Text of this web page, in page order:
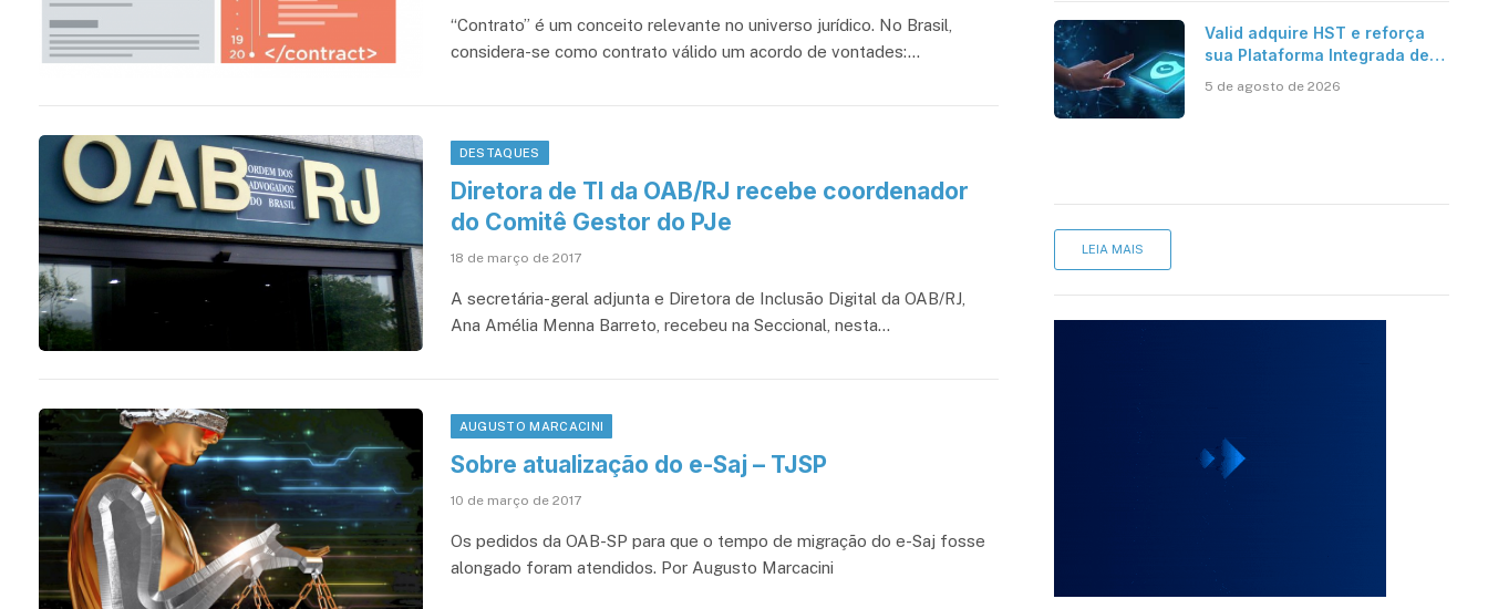
“Contrato” é um conceito relevante no universo jurídico. No Brasil,
considera-se como contrato válido um acordo de vontades:…
DESTAQUES
Diretora de TI da OAB/RJ recebe coordenador
do Comitê Gestor do PJe
18 de março de 2017
A secretária-geral adjunta e Diretora de Inclusão Digital da OAB/RJ,
Ana Amélia Menna Barreto, recebeu na Seccional, nesta…
AUGUSTO MARCACINI
Sobre atualização do e-Saj – TJSP
10 de março de 2017
Os pedidos da OAB-SP para que o tempo de migração do e-Saj fosse
alongado foram atendidos. Por Augusto Marcacini
Valid adquire HST e reforça
sua Plataforma Integrada de
5 de agosto de 2026
LEIA MAIS